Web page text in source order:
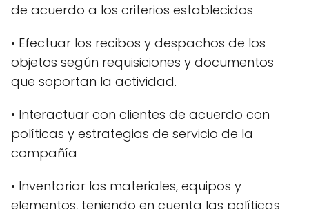
de acuerdo a los criterios establecidos
• Efectuar los recibos y despachos de los
objetos según requisiciones y documentos
que soportan la actividad.
• Interactuar con clientes de acuerdo con
políticas y estrategias de servicio de la
compañía
• Inventariar los materiales, equipos y
elementos, teniendo en cuenta las políticas